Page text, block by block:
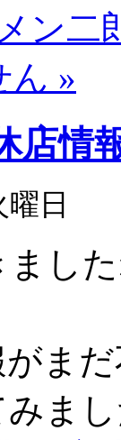
ン二
ん »
店情
日
し
ま
ま